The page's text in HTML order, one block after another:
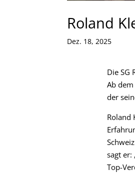
Roland
Dez. 18, 2025
Die SG
Ab
der
Roland
sagt er:
Top-